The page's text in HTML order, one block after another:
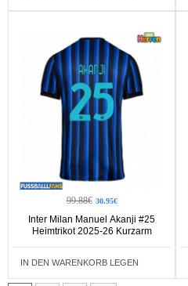
99.88€ 30.95€
Inter Milan Manuel Akanji #25
Heimtrikot 2025-26 Kurzarm
IN DEN WARENKORB LEGEN